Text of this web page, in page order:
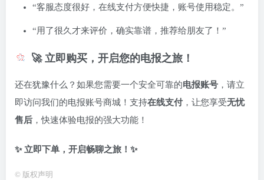
“客服态度很好，在线支付方便快捷，账号使用稳定。”
“用了很久才来评价，确实靠谱，推荐给朋友了！”
🚀 立即购买，开启您的电报之旅！
还在犹豫什么？如果您需要一个安全可靠的电报账号 ，请立
即访问我们的电报账号商城！支持在线支付，让您享受无忧
售后 ，快速体验电报的强大功能！
✨ 立即下单，开启畅聊之旅！✨
© 版权声明